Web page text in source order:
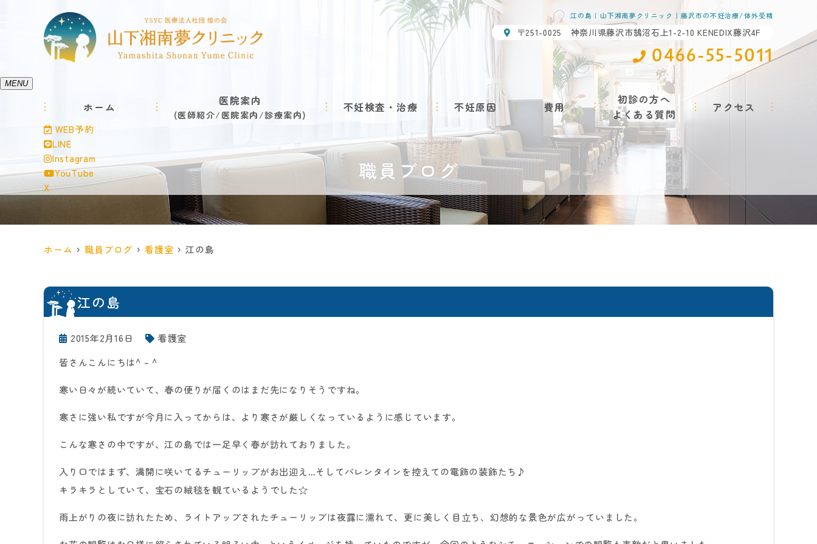
江の島｜山下湘南夢クリニック｜藤沢市の不妊治療/体外受精
〒251-0025 神奈川県藤沢市鵠沼石上1-2-10 KENEDIX藤沢4F
0466-55-5011
MENU
ホーム 医院案内
医師紹介 医院案内 診療案内
不妊検査・治療 不妊原因 費用
初診の方へ
よくある質問
アクセス
WEB予約
LINE
Instagram
YouTube
X
職員ブログ
ホーム 職員ブログ 看護室 江の島
江の島
2015年2月16日
看護室
皆さんこんにちは^ – ^
寒い日々が続いていて、春の便りが届くのはまだ先になりそうですね。
寒さに強い私ですが今月に入ってからは、より寒さが厳しくなっているように感じています。
こんな寒さの中ですが、江の島では一足早く春が訪れておりました。
入り口ではまず、満開に咲いてるチューリップがお出迎え…そしてバレンタインを控えての電飾の装飾たち♪
キラキラとしていて、宝石の絨毯を観ているようでした☆
雨上がりの夜に訪れたため、ライトアップされたチューリップは夜露に濡れて、更に美しく目立ち、幻想的な景色が広がっていました。